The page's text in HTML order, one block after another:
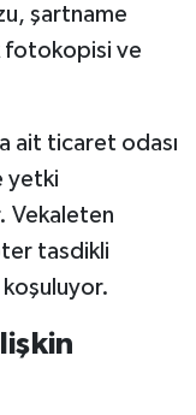
şartname
fotokopisi ve
ait ticaret odası
yetki
Vekaleten
tasdikli